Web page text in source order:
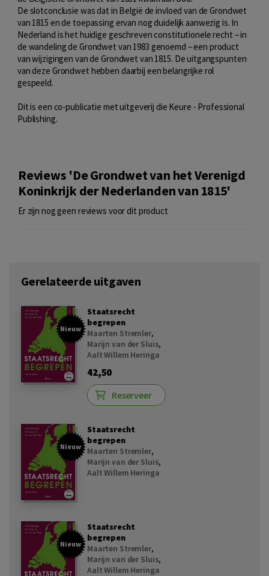
De slotconclusie was dat in België de invloed van de Grondwet
van 1815 en de toepassing ervan nog duidelijk aanwezig is. In
Nederland is het huidige geschreven constitutionele recht – in
de wandeling de Grondwet van 1983 genoemd – een product
van wijzigingen van de Grondwet van 1815. De uitgangspunten
van deze Grondwet hebben daarbij een belangrijke rol
gespeeld.
Dit is een co-publicatie met uitgeverij die Keure - Professional
Publishing.
Reviews 'De Grondwet van het Verenigd
Koninkrijk der Nederlanden van 1815'
Er zijn nog geen reviews voor dit product
Gerelateerde uitgaven
Nieuw
Staatsrecht
begrepen
Maarten Stremler,
Marijn van der Sluis,
Aalt Willem Heringa
42,50
Reserveer
Nieuw
Staatsrecht
begrepen
Maarten Stremler,
Marijn van der Sluis,
Aalt Willem Heringa
Nieuw
Staatsrecht
begrepen
Maarten Stremler,
Marijn van der Sluis,
Aalt Willem Heringa